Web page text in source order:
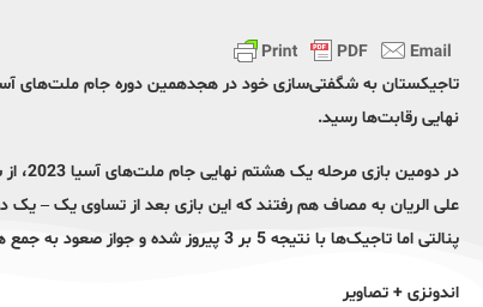
تاجیکستان به شگفتی‌سازی خود در هجدهمین دوره جام ملت‌های
نهایی رقابت‌ها رسید.
پنالتی اما تاجیک‌ها با نتیجه 5 بر 3 پیروز شده و جواز صعود به جمع هشت تیم برتر مسابقات را کسب کردند.
اندونزی + تصاویر